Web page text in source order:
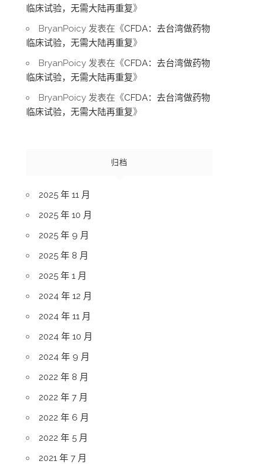
临床试验，无需大陆再重复》
BryanPoicy 发表在《CFDA：去台湾做药物
临床试验，无需大陆再重复》
BryanPoicy 发表在《CFDA：去台湾做药物
临床试验，无需大陆再重复》
BryanPoicy 发表在《CFDA：去台湾做药物
临床试验，无需大陆再重复》
归档
2025 年 11 月
2025 年 10 月
2025 年 9 月
2025 年 8 月
2025 年 1 月
2024 年 12 月
2024 年 11 月
2024 年 10 月
2024 年 9 月
2022 年 8 月
2022 年 7 月
2022 年 6 月
2022 年 5 月
2021 年 7 月